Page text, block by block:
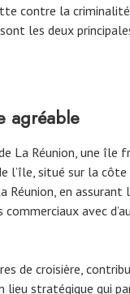
contre la
les deux
agréable
La Réunion, une île
l’île, situé sur la
Réunion, en
avec
de croisière,
lieu stratégique qui